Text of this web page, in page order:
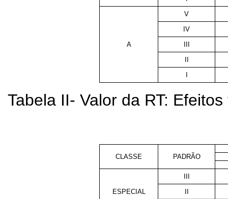
A
V
IV
Tabela II- Valor da RT:
CLASSE PADRÃO
ESPECIAL